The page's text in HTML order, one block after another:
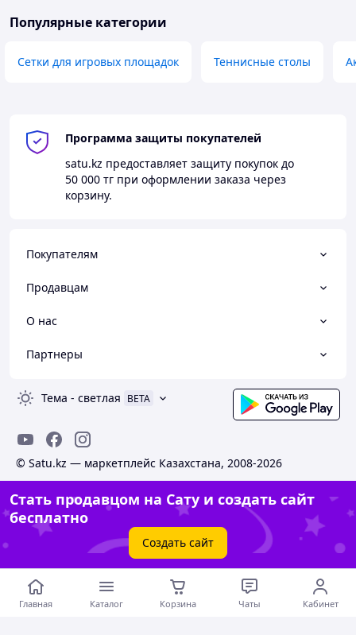
Популярные категории
Сетки для игровых площадок Теннисные столы
Программа защиты покупателей
satu.kz предоставляет защиту покупок до
50 000 тг при оформлении заказа через
корзину.
Покупателям
Продавцам
О нас
Партнеры
Тема - светлая BETA
© Satu.kz — маркетплейс Казахстана, 2008-2026
Стать продавцом на Сату и создать сайт
бесплатно
Создать сайт
Главная Каталог Корзина Чаты Кабинет